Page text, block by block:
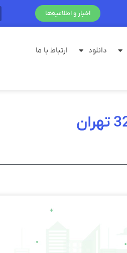
اخبار و اطلاعیه‌ها
دانلود ارتباط با ما